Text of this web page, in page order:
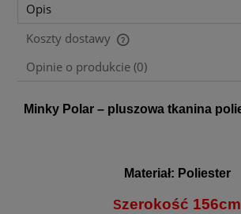
Opis
Koszty dostawy
Cena nie zawiera ewentualnych kosztów
Opinie o produkcie (0)
Minky Polar – pluszowa tkanina
Materiał: Poliester
Szerokość 156cm